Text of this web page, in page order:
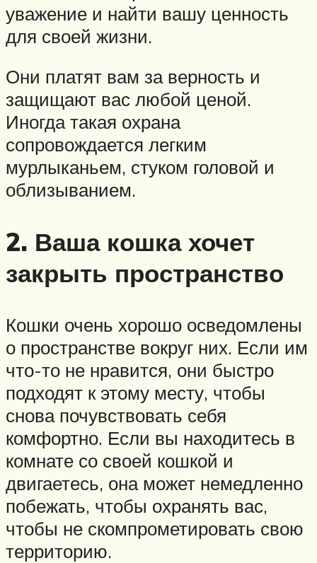
уважение и найти вашу ценность
для своей жизни.
Они платят вам за верность и
защищают вас любой ценой.
Иногда такая охрана
сопровождается легким
мурлыканьем, стуком головой и
облизыванием.
2. Ваша кошка хочет
закрыть пространство
Кошки очень хорошо осведомлены
о пространстве вокруг них. Если им
что-то не нравится, они быстро
подходят к этому месту, чтобы
снова почувствовать себя
комфортно. Если вы находитесь в
комнате со своей кошкой и
двигаетесь, она может немедленно
побежать, чтобы охранять вас,
чтобы не скомпрометировать свою
территорию.